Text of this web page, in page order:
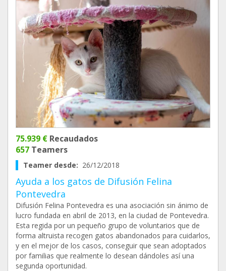
75.939 € Recaudados
657 Teamers
Teamer desde: 26/12/2018
Ayuda a los gatos de Difusión Felina
Pontevedra
Difusión Felina Pontevedra es una asociación sin ánimo de
lucro fundada en abril de 2013, en la ciudad de Pontevedra.
Esta regida por un pequeño grupo de voluntarios que de
forma altruista recogen gatos abandonados para cuidarlos,
y en el mejor de los casos, conseguir que sean adoptados
por familias que realmente lo desean dándoles así una
segunda oportunidad.